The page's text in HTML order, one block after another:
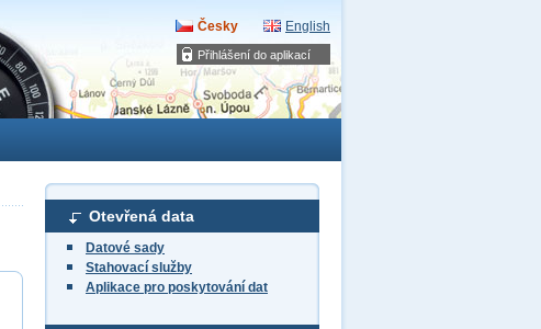
Přihlášení do aplikací
Česky English
Otevřená data
Datové sady
Stahovací služby
Aplikace pro poskytování dat